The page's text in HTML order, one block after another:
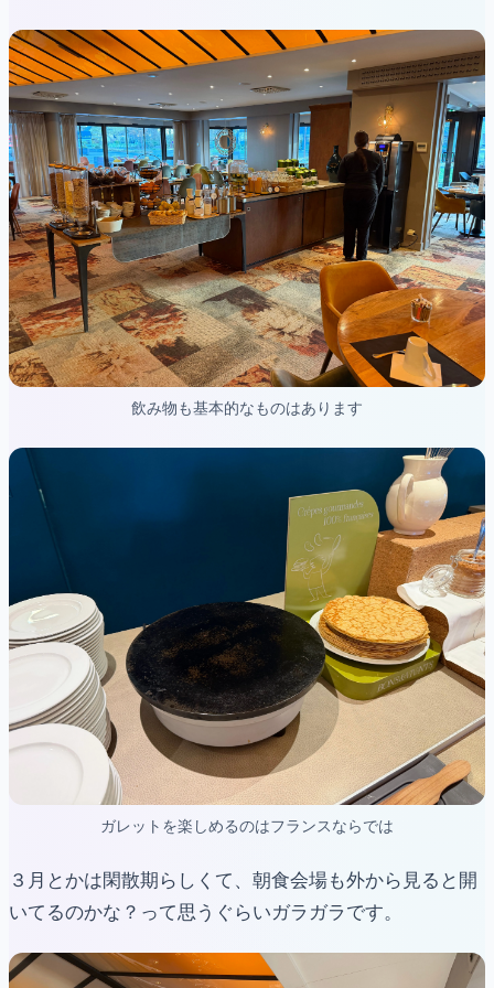
飲み物も基本的なものはあります
ガレットを楽しめるのはフランスならでは
３月とかは閑散期らしくて、朝食会場も外から見ると開
いてるのかな？って思うぐらいガラガラです。